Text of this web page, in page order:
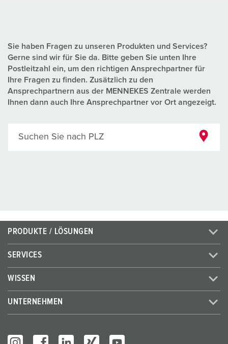
Sie haben Fragen zu unseren Produkten und Services?
Gerne sind wir für Sie da. Bitte geben Sie unten Ihre
Postleitzahl ein, um den richtigen Ansprechpartner für
Ihre Fragen zu finden. Zusätzlich zu den
Ansprechpartnern aus der MENNEKES Zentrale werden
Ihnen dann auch Ihre Ansprechpartner vor Ort angezeigt.
Suchen Sie nach PLZ
PRODUKTE / LÖSUNGEN
SERVICES
WISSEN
UNTERNEHMEN